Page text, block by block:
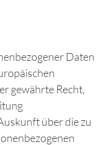
Daten
gewährte Recht,
über die zu